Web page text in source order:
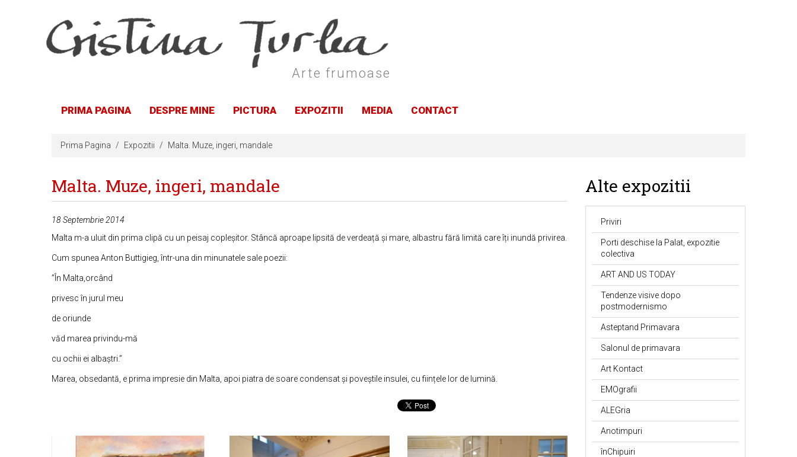
Arte frumoase
PRIMA PAGINA DESPRE MINE PICTURA EXPOZITII MEDIA CONTACT
Prima Pagina Expozitii Malta. Muze, ingeri, mandale
Malta. Muze, ingeri, mandale
18 Septembrie 2014
Malta m-a uluit din prima clipă cu un peisaj copleșitor. Stâncă aproape lipsită de verdeață și mare, albastru fără limită care îți inundă privirea.
Cum spunea Anton Buttigieg, într-una din minunatele sale poezii:
”În Malta,orcând
privesc în jurul meu
de oriunde
văd marea privindu-mă
cu ochii ei albaștri.”
Marea, obsedantă, e prima impresie din Malta, apoi piatra de soare condensat și poveștile insulei, cu ființele lor de lumină.
Alte expozitii
Priviri
Porti deschise la Palat, expozitie
colectiva
ART AND US TODAY
Tendenze visive dopo
postmodernismo
Asteptand Primavara
Salonul de primavara
Art Kontact
EMOgrafii
ALEGria
Anotimpuri
înChipuiri